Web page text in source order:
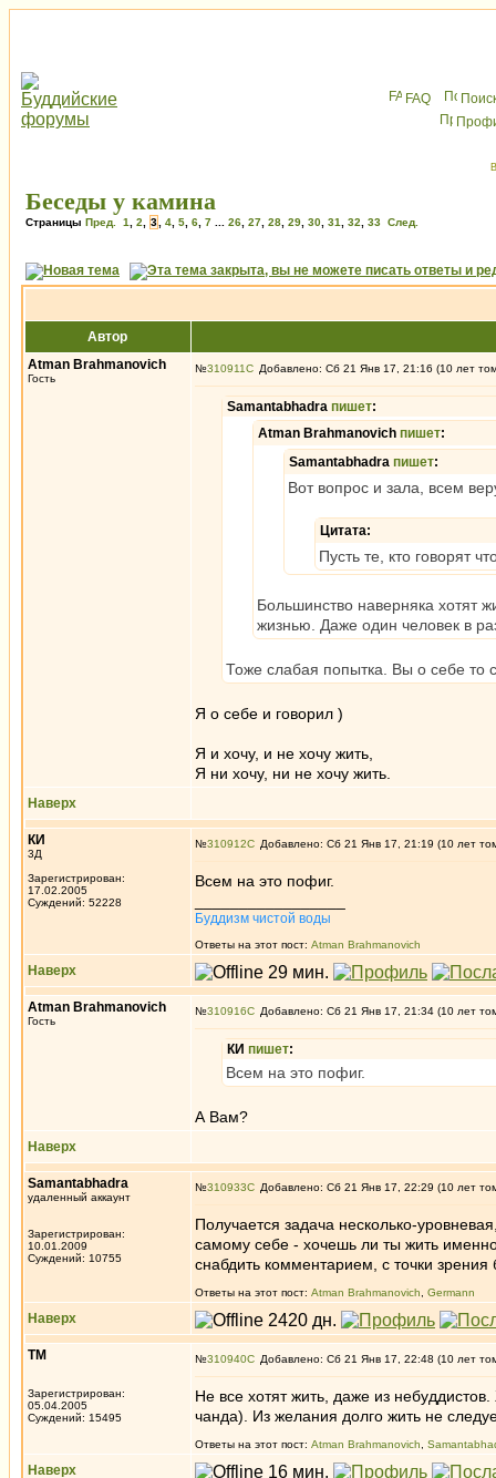
FAQ
Беседы у камина
Страницы Пред. 1 2 3 4 5 6 7 26 27 28 29 30 31 32 33 След.
Автор
Atman Brahmanovich
Гость
№310911 Добавлено: Сб 21 Янв 17, 21:16 (10 лет
Samantabhadra пишет:
Atman Brahmanovich пишет:
Samantabhadra пишет:
Вот вопрос и зала, всем
Цитата:
Пусть те, кто говорят
Большинство наверняка хотят
жизнью. Даже один человек в
Тоже слабая попытка. Вы о себе то
Я о себе и говорил )
Я и хочу, и не хочу жить,
Я ни хочу, ни не хочу жить.
Наверх
КИ
3Д
Зарегистрирован:
17.02.2005
Суждений: 52228
№310912 Добавлено: Сб 21 Янв 17, 21:19 (10 лет
Всем на это пофиг.
Буддизм чистой воды
Ответы на этот пост: Atman Brahmanovich
Наверх
Atman Brahmanovich
Гость
№310916 Добавлено: Сб 21 Янв 17, 21:34 (10 лет
КИ пишет:
Всем на это пофиг.
А Вам?
Наверх
Samantabhadra
удаленный аккаунт
Зарегистрирован:
10.01.2009
Суждений: 10755
№310933 Добавлено: Сб 21 Янв 17, 22:29 (10 лет
Получается задача несколько-
самому себе - хочешь ли ты жить
снабдить комментарием, с точки
Ответы на этот пост: Atman Brahmanovich Germann
Наверх
ТМ
Зарегистрирован:
05.04.2005
Суждений: 15495
№310940 Добавлено: Сб 21 Янв 17, 22:48 (10 лет
Не все хотят жить, даже из
чанда). Из желания долго жить не
Ответы на этот пост: Atman Brahmanovich
Наверх